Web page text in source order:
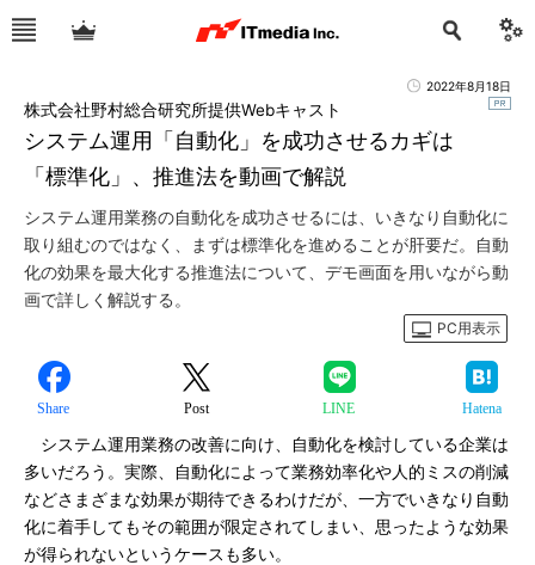
2022年8月18日
システム運用「自動化」を成功させるカギは
「標準化」、推進法を動画で解説
株式会社野村総合研究所提供Webキャスト
システム運用業務の自動化を成功させるには、いきなり自動化に
取り組むのではなく、まずは標準化を進めることが肝要だ。自動
化の効果を最大化する推進法について、デモ画面を用いながら動
画で詳しく解説する。
PC用表示
Share Post LINE Hatena
システム運用業務の改善に向け、自動化を検討している企業は
多いだろう。実際、自動化によって業務効率化や人的ミスの削減
などさまざまな効果が期待できるわけだが、一方でいきなり自動
化に着手してもその範囲が限定されてしまい、思ったような効果
が得られないというケースも多い。